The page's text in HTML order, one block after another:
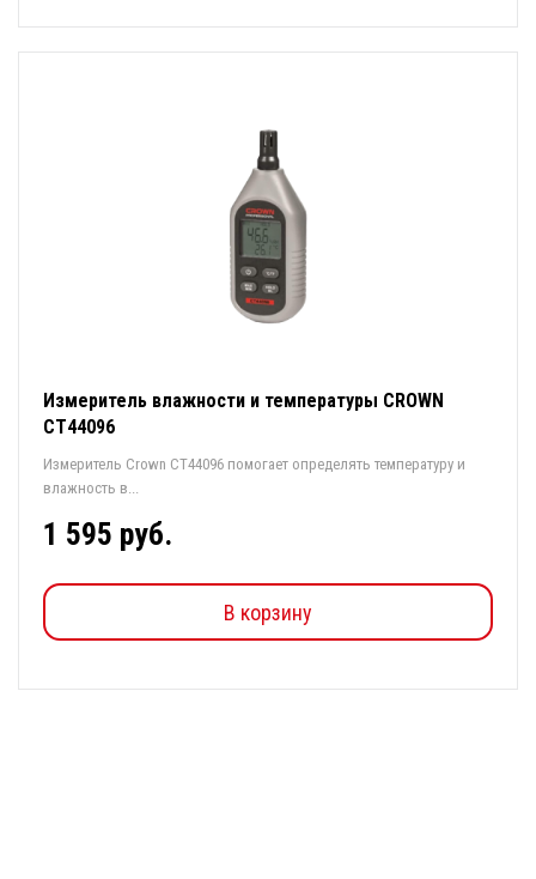
Измеритель влажности и температуры CROWN
CT44096
Измеритель Crown CT44096 помогает определять температуру и
влажность в...
1 595 руб.
В корзину